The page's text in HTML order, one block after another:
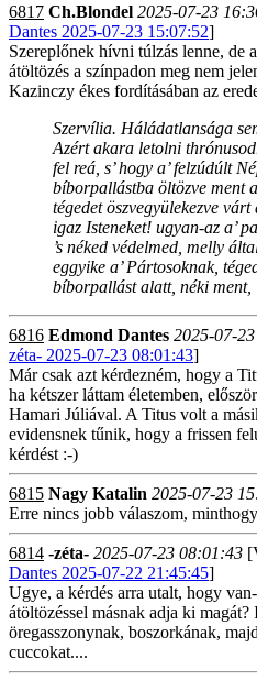
6817 Ch.Blondel 2025-07-23
Dantes 2025-07-23 15:07:52]
Szereplőnek hívni túlzás lenne, de
átöltözés a színpadon meg nem
Kazinczy ékes fordításában az
Szervília. Háládatlansága
Azért akara letolni
fel reá, s’ hogy a’ felzúdúlt
bíborpallástba öltözve ment
tégedet öszvegyülekezve
igaz Isteneket! ugyan-az a’
’s néked védelmed, melly
eggyike a’ Pártosoknak,
bíborpallást alatt, néki ment,
6816 Edmond Dantes 2025-07-
zéta- 2025-07-23 08:01:43]
Már csak azt kérdezném, hogy a
ha kétszer láttam életemben,
Hamari Júliával. A Titus volt a
evidensnek tűnik, hogy a frissen
kérdést :-)
6815 Nagy Katalin 2025-07-23
Erre nincs jobb válaszom,
6814 -zéta- 2025-07-23 08:01:43
Dantes 2025-07-22 21:45:45]
Ugye, a kérdés arra utalt, hogy
átöltözéssel másnak adja ki magát?
öregasszonynak, boszorkának,
cuccokat....